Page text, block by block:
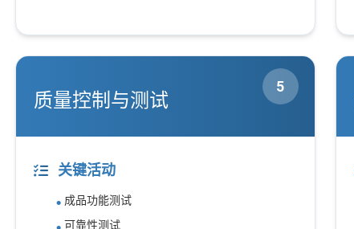
质量控制与测试
5
关键活动
成品功能测试
可靠性测试